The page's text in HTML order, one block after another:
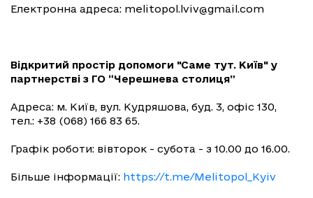
Електронна адреса: melitopol.lviv@gmail.com
Відкритий простір допомоги "Саме тут. Київ" у
партнерстві з ГО “Черешнева столиця”
Адреса: м. Київ, вул. Кудряшова, буд. 3, офіс 130,
тел.: +38 (068) 166 83 65.
Графік роботи: вівторок - субота - з 10.00 до 16.00.
Більше інформації: https://t.me/Melitopol_Kyiv